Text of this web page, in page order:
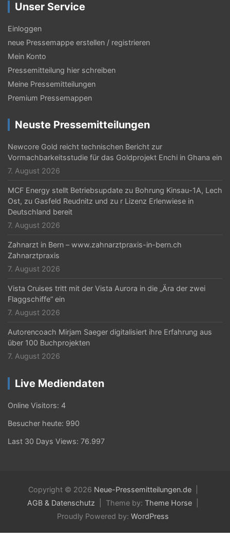
s
-
N
a
v
i
g
a
t
i
o
n
Unser Service
Einloggen
neue Pressemappe erstellen / registrieren
Mein Konto
Pressemitteilung hier schreiben
Meine Pressemitteilungen
Premium Pressemappen
Neuste Pressemitteilungen
Newcore Gold reicht technischen Bericht zur
Vormachbarkeitsstudie für das Goldprojekt Enchi in Ghana ein
7. August 2026
MCF Energy stellt Betriebsupdate zu Bohrung Kinsau-1A, Lech
Ost, zu Gasfeld Reudnitz und zu r Lizenz Erlenwiese in
Deutschland bereit
7. August 2026
Zahnarzt in Bern – www.zahnarztpraxis-in-bern.ch
Zahnarztpraxis
7. August 2026
Vista Cruises tritt mit der Vista Aurora in die „Ära der zwei
Flaggschiffe“ ein
7. August 2026
Autorencoach Mirjam Saeger digitalisiert ihre Erfahrung aus
über 100 Buchprojekten
7. August 2026
Live Mediendaten
Online Visitors: 4
Besucher heute: 990
Last 30 Days Views: 76.997
Copyright © 2026 Neue-Pressemitteilungen.de
AGB & Datenschutz
Theme by: Theme Horse
Proudly Powered by: WordPress